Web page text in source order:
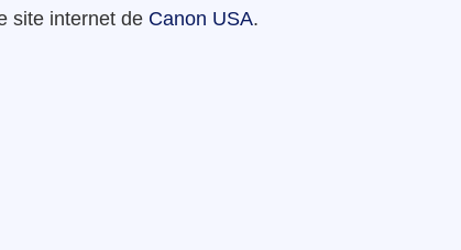
site internet de Canon USA.